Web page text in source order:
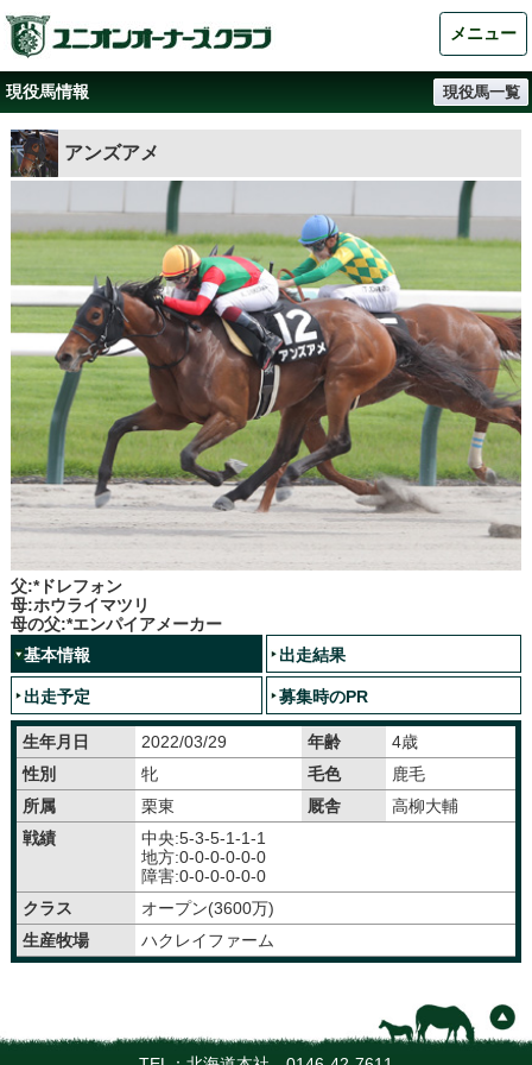
メニュー
現役馬情報 現役馬一覧
アンズアメ
父:*ドレフォン
母:ホウライマツリ
母の父:*エンパイアメーカー
基本情報
出走結果
出走予定 募集時のPR
生年月日 2022/03/29 年齢
4歳
性別
牝 毛色
鹿毛
所属
栗東 厩舎
高柳大輔
戦績
中央:5-3-5-1-1-1
地方:0-0-0-0-0-0
障害:0-0-0-0-0-0
クラス
オープン(3600万)
生産牧場
ハクレイファーム